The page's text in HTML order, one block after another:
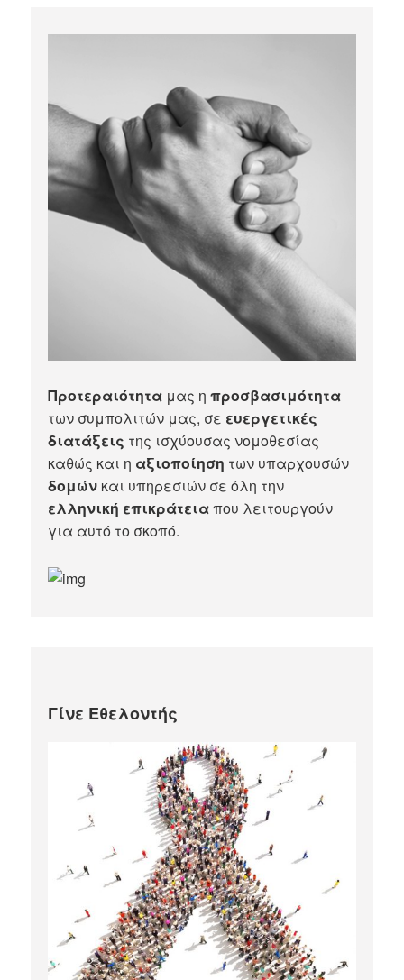
Προτεραιότητα μας ηπροσβασιμότητα
των συμπολιτών μας, σε ευεργετικές
διατάξεις της ισχύουσας νομοθεσίας
καθώς και η αξιοποίηση των υπαρχουσών
δομών και υπηρεσιών σε όλη την
ελληνική επικράτειαπου λειτουργούν
για αυτό το σκοπό.​
Γίνε Εθελοντής